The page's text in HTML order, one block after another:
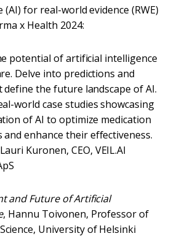
(AI) for real-world evidence (RWE)
x Health 2024:
potential of artificial intelligence
Delve into predictions and
the future landscape of AI.
world case studies showcasing
of AI to optimize medication
enhance their effectiveness.
Kuronen, CEO, VEIL.AI
and Future of Artificial
, Hannu Toivonen, Professor of
University of Helsinki